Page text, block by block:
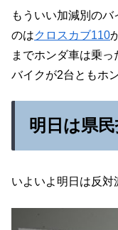
もういい加減別の
のはクロスカブ110
までホンダ車は乗
バイクが2台ともホ
明日は県
いよいよ明日は反対